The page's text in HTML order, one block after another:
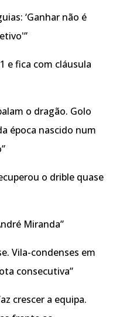
‘Ganhar não é
e fica com cláusula
o dragão. Golo
época nascido num
o drible quase
Miranda”
Vila-condenses em
consecutiva”
crescer a equipa.